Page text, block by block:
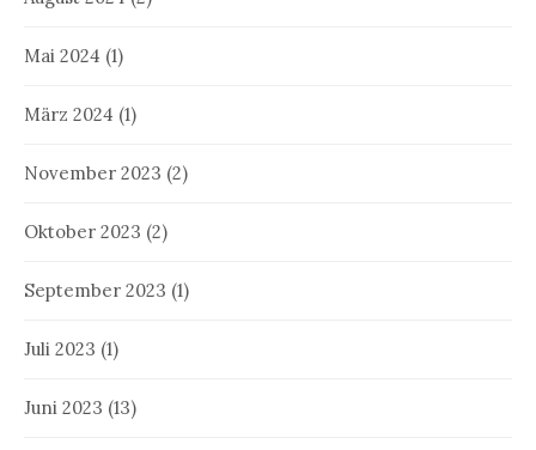
Mai 2024 (1)
März 2024 (1)
November 2023 (2)
Oktober 2023 (2)
September 2023 (1)
Juli 2023 (1)
Juni 2023 (13)